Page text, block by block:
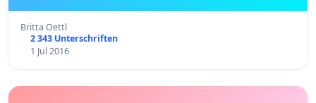
Britta Oettl
2 343 Unterschriften
1 Jul 2016